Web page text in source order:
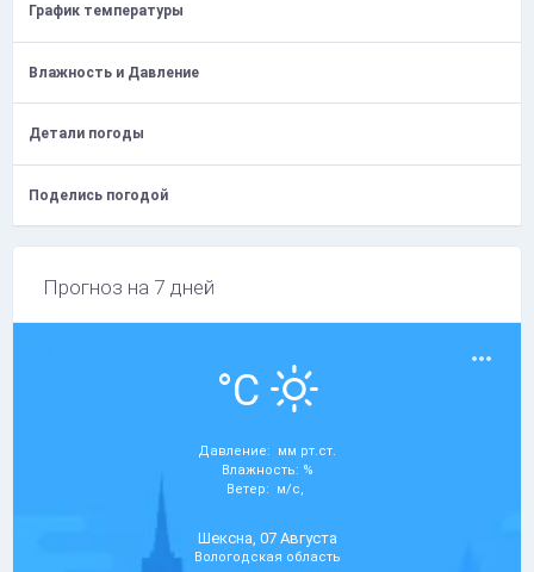
График температуры
Влажность и Давление
Детали погоды
Поделись погодой
Прогноз на 7 дней
°C
Давление: мм рт.ст.
Влажность: %
Ветер: м/с,
Шексна, 07 Августа
Вологодская область